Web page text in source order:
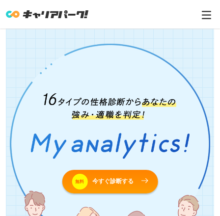
無料 今すぐ診断する